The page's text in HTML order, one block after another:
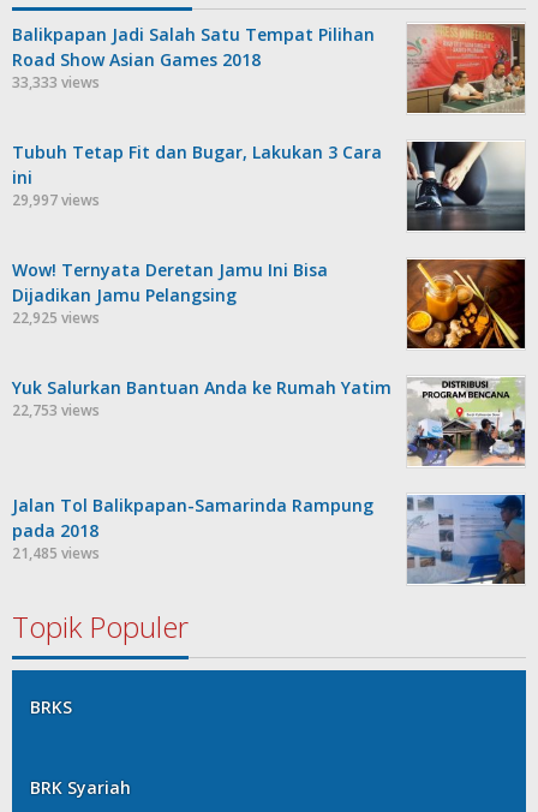
Balikpapan Jadi Salah Satu Tempat Pilihan
Road Show Asian Games 2018
33,333 views
Tubuh Tetap Fit dan Bugar, Lakukan 3 Cara
ini
29,997 views
Wow! Ternyata Deretan Jamu Ini Bisa
Dijadikan Jamu Pelangsing
22,925 views
Yuk Salurkan Bantuan Anda ke Rumah Yatim
22,753 views
Jalan Tol Balikpapan-Samarinda Rampung
pada 2018
21,485 views
Topik Populer
BRKS
BRK Syariah